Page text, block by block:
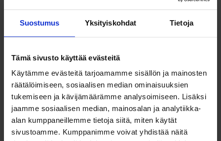
Suostumus Yksityiskohdat Tietoja
Tämä sivusto käyttää evästeitä
Käytämme evästeitä tarjoamamme sisällön ja mainosten
räätälöimiseen, sosiaalisen median ominaisuuksien
tukemiseen ja kävijämäärämme analysoimiseen. Lisäksi
jaamme sosiaalisen median, mainosalan ja analytiikka-
alan kumppaneillemme tietoja siitä, miten käytät
sivustoamme. Kumppanimme voivat yhdistää näitä
entisestään vähentyneet, koska ei jaksa rasittaa
ystäviään murheillaan ja huolillaan koska jokaisella on
omat haasteensa.“
“Minun asiakkaillani ei ole yllättäviä voimavaroja tai
verkostoja, sillä ne on kulutettu loppuun jo aikoja sitten.
He ovat täysin järjestöjen ja kaupungin palveluiden
varassa.”